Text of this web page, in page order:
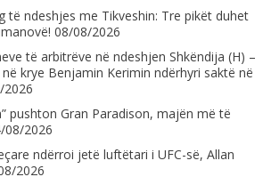
të ndeshjes me Tikveshin: Tre pikët duhet
08/08/2026
të arbitrëve në ndeshjen Shkëndija (H) –
në krye Benjamin Kerimin ndërhyri saktë në
2026
pushton Gran Paradison, majën më të
08/2026
ndërroi jetë luftëtari i UFC-së, Allan
2026